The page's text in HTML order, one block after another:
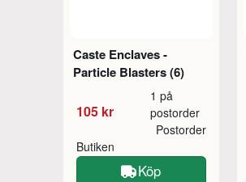
Caste Enclaves -
Particle Blasters (6)
105 kr
1 på
postorder
Butiken
Postorder
Köp